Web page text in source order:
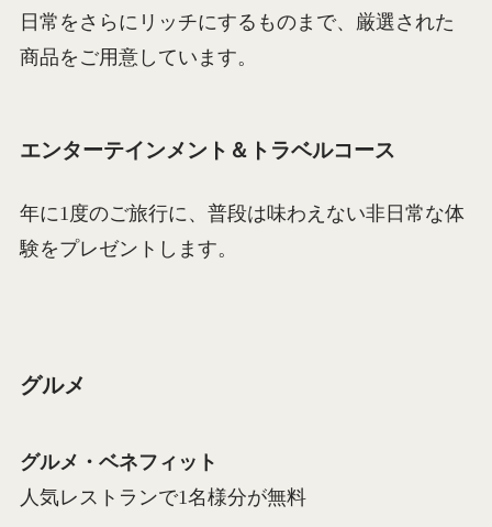
日常をさらにリッチにするものまで、厳選された
商品をご用意しています。
エンターテインメント＆トラベルコース
年に1度のご旅行に、普段は味わえない非日常な体
験をプレゼントします。
グルメ
グルメ・ベネフィット
人気レストランで1名様分が無料